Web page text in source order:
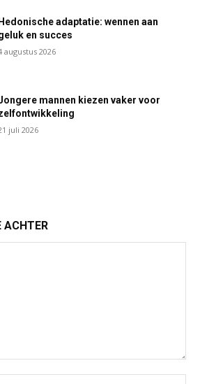
Hedonische adaptatie: wennen aan
en succes
augustus 2026
mannen kiezen vaker voor
juli 2026
ACHTER